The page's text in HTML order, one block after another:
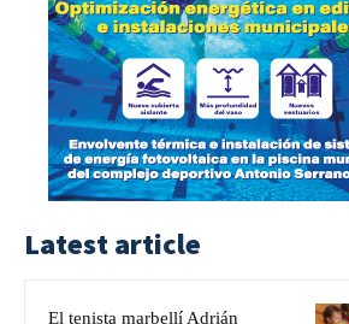
Latest article
El tenista marbellí Adrián